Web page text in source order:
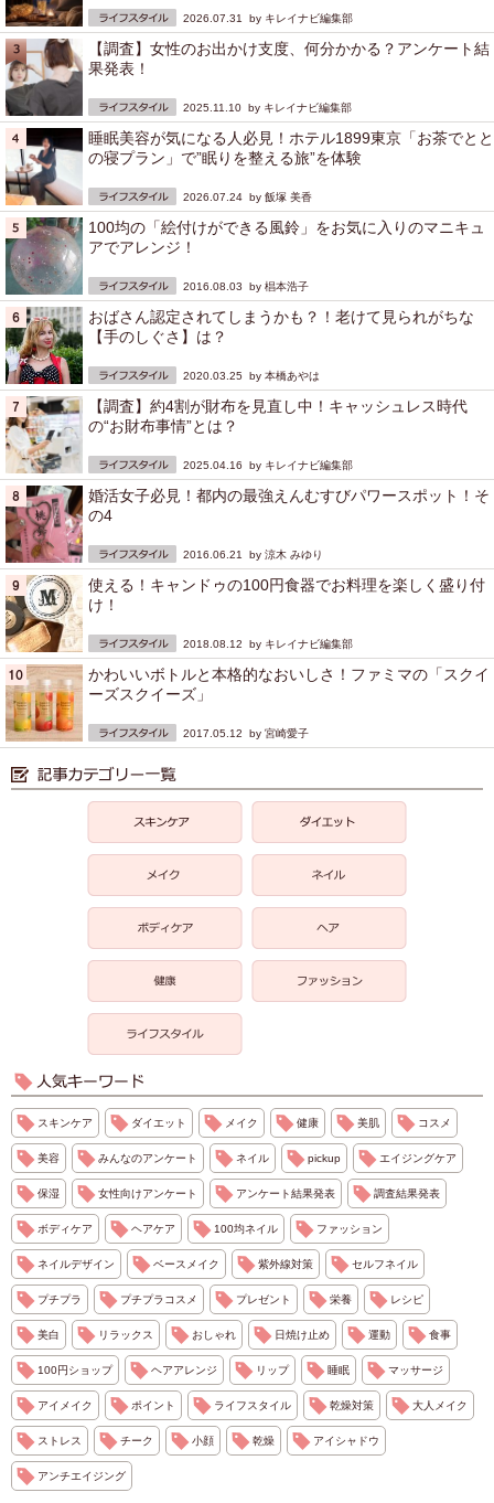
2026.07.31 by キレイナビ編集部
【調査】女性のお出かけ支度、何分かかる？アンケート結
果発表！
2025.11.10 by キレイナビ編集部
睡眠美容が気になる人必見！ホテル1899東京「お茶でとと
の寝プラン」で”眠りを整える旅”を体験
2026.07.24 by 飯塚 美香
100均の「絵付けができる風鈴」をお気に入りのマニキュ
アでアレンジ！
2016.08.03 by 椙本浩子
おばさん認定されてしまうかも？！老けて見られがちな
【手のしぐさ】は？
2020.03.25 by 本橋あやは
【調査】約4割が財布を見直し中！キャッシュレス時代
の“お財布事情”とは？
2025.04.16 by キレイナビ編集部
婚活女子必見！都内の最強えんむすびパワースポット！そ
の4
2016.06.21 by 涼木 みゆり
使える！キャンドゥの100円食器でお料理を楽しく盛り付
け！
2018.08.12 by キレイナビ編集部
かわいいボトルと本格的なおいしさ！ファミマの「スクイ
ーズスクイーズ」
2017.05.12 by 宮崎愛子
スキンケア ダイエット メイク 健康 美肌 コスメ
美容 みんなのアンケート ネイル pickup エイジングケア
保湿 女性向けアンケート アンケート結果発表 調査結果発表
ボディケア ヘアケア 100均ネイル ファッション
ネイルデザイン ベースメイク 紫外線対策 セルフネイル
プチプラ プチプラコスメ プレゼント 栄養 レシピ
美白 リラックス おしゃれ 日焼け止め 運動 食事
100円ショップ ヘアアレンジ リップ 睡眠 マッサージ
アイメイク ポイント ライフスタイル 乾燥対策 大人メイク
ストレス チーク 小顔 乾燥 アイシャドウ
アンチエイジング